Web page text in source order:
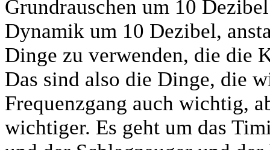
Grundrauschen um 10
Dynamik um 10 Dezibel,
Dinge zu verwenden, die die
Das sind also die Dinge, die
Frequenzgang auch wichtig,
wichtiger. Es geht um das